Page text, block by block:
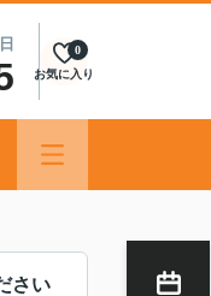
お気に入り
0
さい